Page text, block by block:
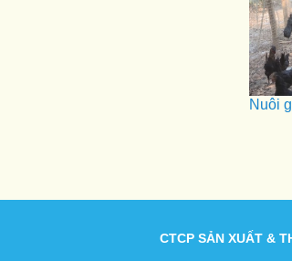
Nuôi
CTCP SẢN XUẤT &